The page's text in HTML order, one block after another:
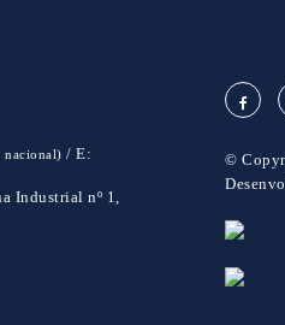
nacional) /E:
Industrial nº 1,
©